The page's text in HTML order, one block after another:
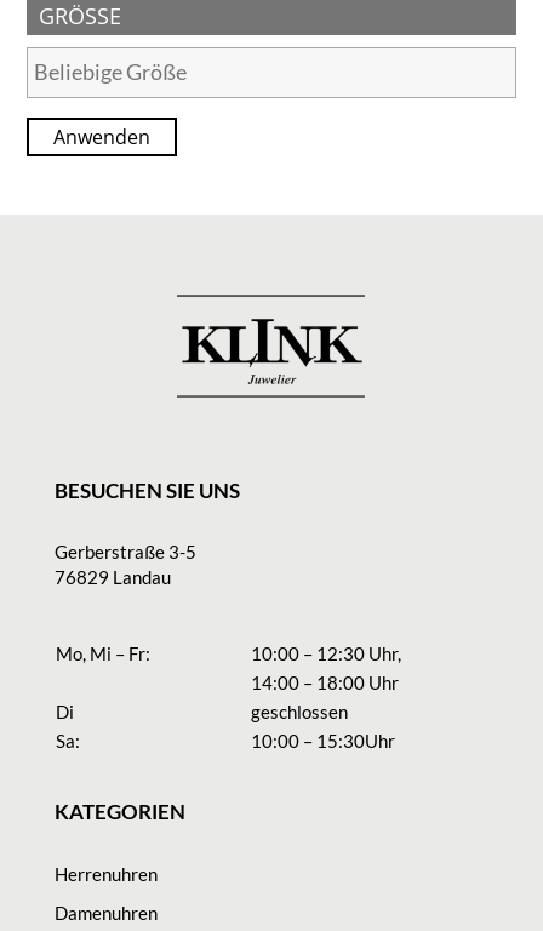
GRÖSSE
Anwenden
BESUCHEN SIE UNS
Gerberstraße 3-5
76829 Landau
Mo, Mi – Fr:
10:00 – 12:30 Uhr,
14:00 – 18:00 Uhr
Di
geschlossen
Sa:
10:00 – 15:30Uhr
KATEGORIEN
Herrenuhren
Damenuhren